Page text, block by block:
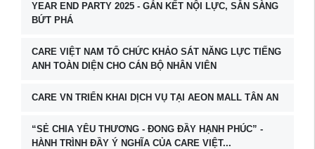
YEAR END PARTY 2025 - GẮN KẾT NỘI LỰC, SẴN SÀNG
BỨT PHÁ
CARE VIỆT NAM TỔ CHỨC KHẢO SÁT NĂNG LỰC TIẾNG
ANH TOÀN DIỆN CHO CÁN BỘ NHÂN VIÊN
CARE VN TRIỂN KHAI DỊCH VỤ TẠI AEON MALL TÂN AN
“SẺ CHIA YÊU THƯƠNG - ĐONG ĐẦY HẠNH PHÚC” -
HÀNH TRÌNH ĐẦY Ý NGHĨA CỦA CARE VIỆT...